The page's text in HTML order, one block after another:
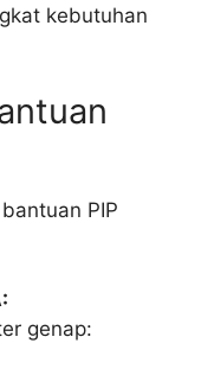
kebutuhan
PIP
genap: